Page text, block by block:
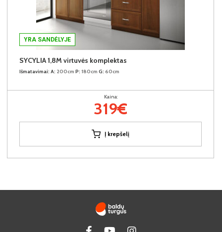
YRA SANDĖLYJE
SYCYLIA 1,8M virtuvės komplektas
Išmatavimai: A: 200cm P: 180cm G: 60cm
Kaina:
319€
Į krepšelį